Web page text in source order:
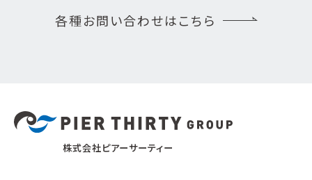
各種お問い合わせはこちら
株式会社ピアーサーティー